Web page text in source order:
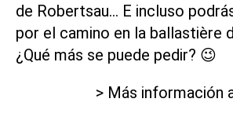
de Robertsau… E incluso
por el camino en la ballastière
¿Qué más se puede pedir? 😉
> Más información